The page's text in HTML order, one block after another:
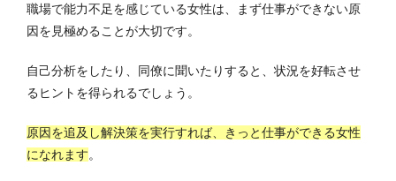
職場で能力不足を感じている女性は、まず仕事ができない原
因を見極めることが大切です。
自己分析をしたり、同僚に聞いたりすると、状況を好転させ
るヒントを得られるでしょう。
原因を追及し解決策を実行すれば、きっと仕事ができる女性
になれます。